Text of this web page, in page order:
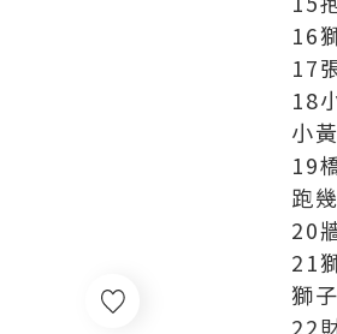
16
17
18
小
19
跑
20
21
獅子
22